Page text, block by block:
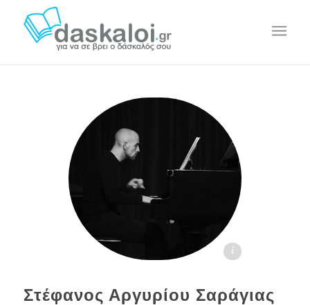
Στέφανος Αργυρίου Σαράγιας daskaloi.gr
Στέφανος Αργυρίου Σαράγιας